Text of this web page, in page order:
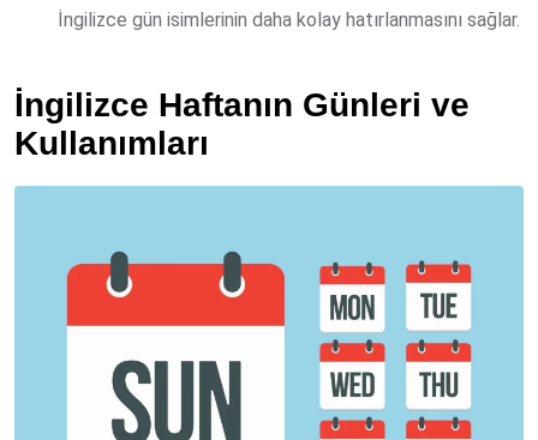
İngilizce gün isimlerinin daha kolay hatırlanmasını sağlar.
İngilizce Haftanın Günleri ve
Kullanımları